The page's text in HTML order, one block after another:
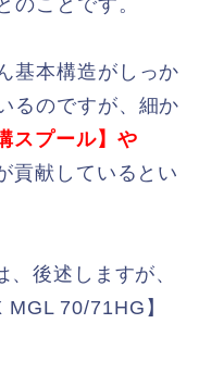
のことです。
基本構造がしっか
るのですが、細か
スプール】や
貢献しているとい
後述しますが、
70/71HG】